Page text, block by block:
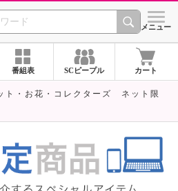
CHANNEL ショッ
メニュー
番組表 SCピープル カート
ト・お花・コレクターズ ネット限